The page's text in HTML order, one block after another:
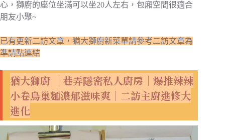
心，獅廚的座位坐滿可以坐20人左右，包廂空間很適合
朋友小聚~
已有更新二訪文章，猶大獅廚新菜單請參考二訪文章為
準請點連結
猶大獅廚 ｜巷弄隱密私人廚房｜爆推辣辣
小卷鳥巢麵濃郁滋味爽｜二訪主廚進修大
進化